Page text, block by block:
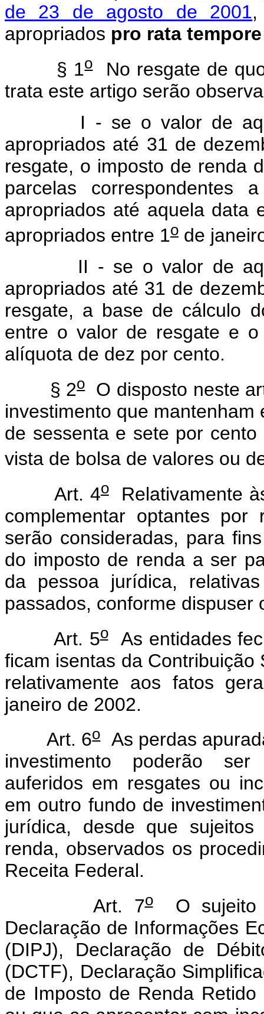
de 23 de agosto de 2001,
apropriados pro rata tempore
§ 1oNo resgate de
trata este artigo serão
I - se o valor de
apropriados até 31 de
resgate, o imposto de renda
parcelas correspondentes
apropriados até aquela data
apropriados entre 1o de
II - se o valor de
apropriados até 31 de
resgate, a base de cálculo
entre o valor de resgate e
alíquota de dez por cento.
§ 2oO disposto neste
investimento que
de sessenta e sete por
vista de bolsa de valores ou
Art. 4oRelativamente
complementar optantes
serão consideradas, para
do imposto de renda a ser
da pessoa jurídica,
passados, conforme dispuser
Art. 5oAs entidades
ficam isentas da
relativamente aos fatos
janeiro de 2002.
Art. 6oAs perdas
investimento poderão ser
auferidos em resgates ou
em outro fundo de
jurídica, desde que
renda, observados os
Receita Federal.
Art. 7oO sujeito
Declaração de Informações
(DIPJ), Declaração de
(DCTF), Declaração
de Imposto de Renda